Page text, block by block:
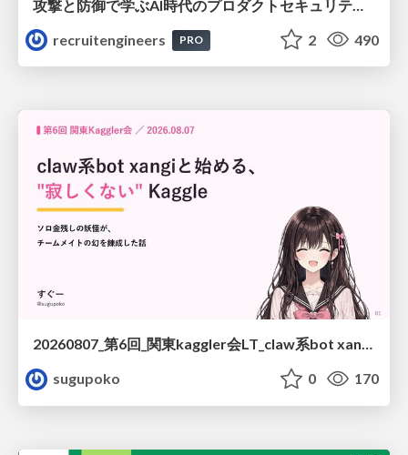
recruitengineers
PRO 2 490
20260807_第6回_関東kaggler会LT_claw系bot xangiと始める、"寂しくない" kaggle
sugupoko
0 170